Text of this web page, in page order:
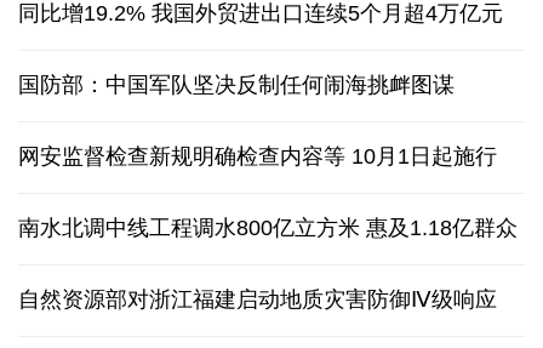
同比增19.2% 我国外贸进出口连续5个月超4万亿元
国防部：中国军队坚决反制任何闹海挑衅图谋
网安监督检查新规明确检查内容等 10月1日起施行
南水北调中线工程调水800亿立方米 惠及1.18亿群众
自然资源部对浙江福建启动地质灾害防御Ⅳ级响应